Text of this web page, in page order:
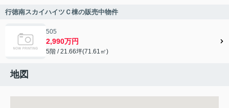
行徳南スカイハイツＣ棟の販売中物件
505
2,990万円
5階 / 21.66坪(71.61㎡)
地図